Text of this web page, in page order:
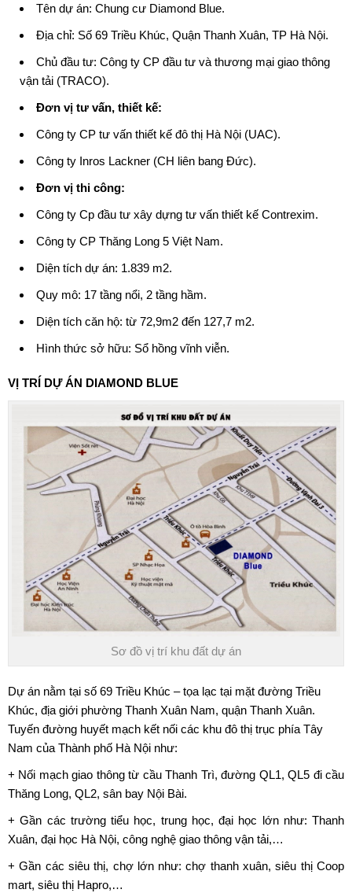
Tên dự án: Chung cư Diamond Blue.
Địa chỉ: Số 69 Triều Khúc, Quận Thanh Xuân, TP Hà Nội.
Chủ đầu tư: Công ty CP đầu tư và thương mại giao thông
vận tải (TRACO).
Đơn vị tư vấn, thiết kế:
Công ty CP tư vấn thiết kế đô thị Hà Nội (UAC).
Công ty Inros Lackner (CH liên bang Đức).
Đơn vị thi công:
Công ty Cp đầu tư xây dựng tư vấn thiết kế Contrexim.
Công ty CP Thăng Long 5 Việt Nam.
Diện tích dự án: 1.839 m2.
Quy mô: 17 tầng nổi, 2 tầng hầm.
Diện tích căn hộ: từ 72,9m2 đến 127,7 m2.
Hình thức sở hữu: Sổ hồng vĩnh viễn.
VỊ TRÍ DỰ ÁN DIAMOND BLUE
Sơ đồ vị trí khu đất dự án
Dự án nằm tại số 69 Triều Khúc – tọa lạc tại mặt đường Triều
Khúc, địa giới phường Thanh Xuân Nam, quận Thanh Xuân.
Tuyến đường huyết mạch kết nối các khu đô thị trục phía Tây
Nam của Thành phố Hà Nội như:
+ Nối mạch giao thông từ cầu Thanh Trì, đường QL1, QL5 đi cầu
Thăng Long, QL2, sân bay Nội Bài.
+ Gần các trường tiểu học, trung học, đại học lớn như: Thanh
Xuân, đại học Hà Nội, công nghệ giao thông vận tải,…
+ Gần các siêu thị, chợ lớn như: chợ thanh xuân, siêu thị Coop
mart, siêu thị Hapro,…